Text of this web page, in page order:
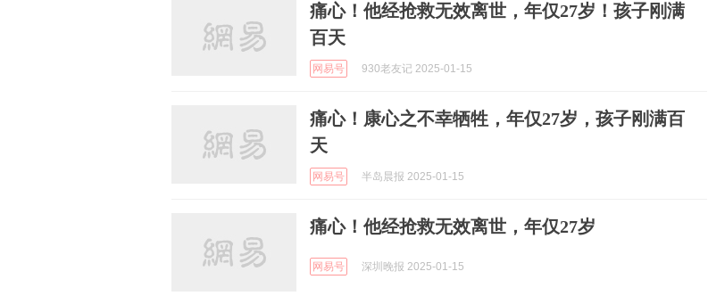
痛心！他经抢救无效离世，年仅27岁！孩子刚满
百天
网易号 930老友记 2025-01-15
痛心！康心之不幸牺牲，年仅27岁，孩子刚满百
天
网易号 半岛晨报 2025-01-15
痛心！他经抢救无效离世，年仅27岁
网易号 深圳晚报 2025-01-15